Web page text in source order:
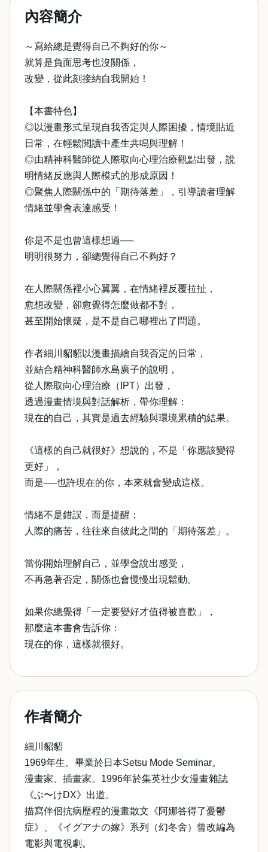
內容簡介
～寫給總是覺得自己不夠好的你～
就算是負面思考也沒關係，
改變，從此刻接納自我開始！
【本書特色】
◎以漫畫形式呈現自我否定與人際困擾，情境貼近
日常，在輕鬆閱讀中產生共鳴與理解！
◎由精神科醫師從人際取向心理治療觀點出發，說
明情緒反應與人際模式的形成原因！
◎聚焦人際關係中的「期待落差」，引導讀者理解
情緒並學會表達感受！
你是不是也曾這樣想過──
明明很努力，卻總覺得自己不夠好？
在人際關係裡小心翼翼，在情緒裡反覆拉扯，
愈想改變，卻愈覺得怎麼做都不對，
甚至開始懷疑，是不是自己哪裡出了問題。
作者細川貂貂以漫畫描繪自我否定的日常，
並結合精神科醫師水島廣子的說明，
從人際取向心理治療（IPT）出發，
透過漫畫情境與對話解析，帶你理解：
現在的自己，其實是過去經驗與環境累積的結果。
《這樣的自己就很好》想說的，不是「你應該變得
更好」，
而是──也許現在的你，本來就會變成這樣。
情緒不是錯誤，而是提醒；
人際的痛苦，往往來自彼此之間的「期待落差」。
當你開始理解自己，並學會說出感受，
不再急著否定，關係也會慢慢出現鬆動。
如果你總覺得「一定要變好才值得被喜歡」，
那麼這本書會告訴你：
現在的你，這樣就很好。
作者簡介
細川貂貂
1969年生。畢業於日本Setsu Mode Seminar。
漫畫家、插畫家。1996年於集英社少女漫畫雜誌
《ぶ〜けDX》出道。
描寫伴侶抗病歷程的漫畫散文《阿娜答得了憂鬱
症》、《イグアナの嫁》系列（幻冬舍）曾改編為
電影與電視劇。